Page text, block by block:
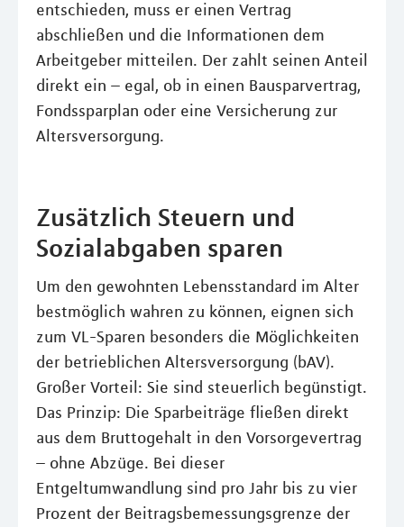
entschieden, muss er einen Vertrag
abschließen und die Informationen dem
Arbeitgeber mitteilen. Der zahlt seinen Anteil
direkt ein – egal, ob in einen Bausparvertrag,
Fondssparplan oder eine Versicherung zur
Altersversorgung.
Zusätzlich Steuern und
Sozialabgaben sparen
Um den gewohnten Lebensstandard im Alter
bestmöglich wahren zu können, eignen sich
zum VL-Sparen besonders die Möglichkeiten
der betrieblichen Altersversorgung (bAV).
Großer Vorteil: Sie sind steuerlich begünstigt.
Das Prinzip: Die Sparbeiträge fließen direkt
aus dem Bruttogehalt in den Vorsorgevertrag
– ohne Abzüge. Bei dieser
Entgeltumwandlung sind pro Jahr bis zu vier
Prozent der Beitragsbemessungsgrenze der